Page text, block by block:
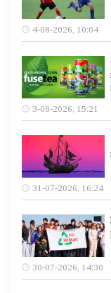
4-08-2026, 10:04
3-08-2026, 15:21
31-07-2026, 16:24
30-07-2026, 14:30